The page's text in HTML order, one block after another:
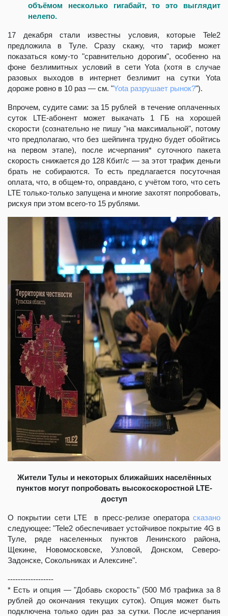
объёмом несколько гигабайт, то это выглядит
нелепо.
17 декабря стали известны условия, которые Tele2
предложила в Туле. Сразу скажу, что тариф может
показаться кому-то "сравнительно дорогим", особенно на
фоне безлимитных условий в сети Yota (хотя в случае
разовых выходов в интернет безлимит на сутки Yota
дороже ровно в 10 раз — см. "Yota разрушает рынок?").
Впрочем, судите сами: за 15 рублей в течение оплаченных
суток LTE-абонент может выкачать 1 ГБ на хорошей
скорости (сознательно не пишу "на максимальной", потому
что предполагаю, что без шейпинга трудно будет обойтись
на первом этапе), после исчерпания* суточного пакета
скорость снижается до 128 Кбит/с — за этот трафик деньги
брать не собираются. То есть предлагается посуточная
оплата, что, в общем-то, оправдано, с учётом того, что сеть
LTE только-только запущена и многие захотят попробовать,
рискуя при этом всего-то 15 рублями.
Жители Тулы и некоторых ближайших населённых
пунктов могут попробовать высокоскоростной LTE-
доступ
О покрытии сети LTE в пресс-релизе оператора сказано
следующее: "Tele2 обеспечивает устойчивое покрытие 4G в
Туле, ряде населенных пунктов Ленинского района,
Щекине, Новомосковске, Узловой, Донском, Северо-
Задонске, Сокольниках и Алексине".
------------------
* Есть и опция — "Добавь скорость" (500 Мб трафика за 8
рублей до окончания текущих суток). Опция может быть
подключена только один раз за сутки. После исчерпания